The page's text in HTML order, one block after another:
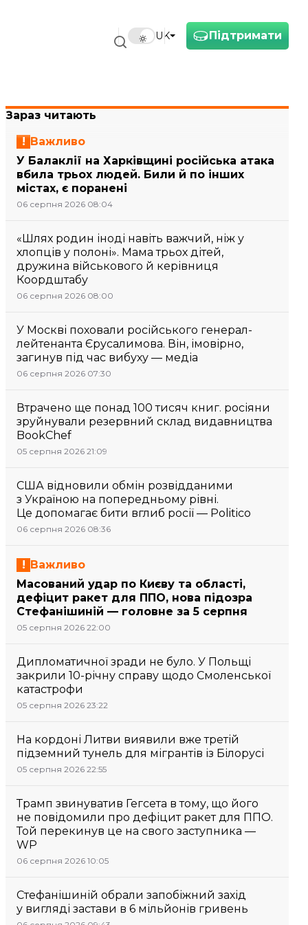
Підтримати
UK
Зараз читають
Важливо
У Балаклії на Харківщині російська атака
вбила трьох людей. Били й по інших
містах, є поранені
06 серпня 2026 08:04
«Шлях родин іноді навіть важчий, ніж у
хлопців у полоні». Мама трьох дітей,
дружина військового й керівниця
Коордштабу
06 серпня 2026 08:00
У Москві поховали російського генерал-
лейтенанта Єрусалимова. Він, імовірно,
загинув під час вибуху — медіа
06 серпня 2026 07:30
Втрачено ще понад 100 тисяч книг. росіяни
зруйнували резервний склад видавництва
BookChef
05 серпня 2026 21:09
США відновили обмін розвідданими
з Україною на попередньому рівні.
Це допомагає бити вглиб росії — Politico
06 серпня 2026 08:36
Важливо
Масований удар по Києву та області,
дефіцит ракет для ППО, нова підозра
Стефанішиній — головне за 5 серпня
05 серпня 2026 22:00
Дипломатичної зради не було. У Польщі
закрили 10-річну справу щодо Смоленської
катастрофи
05 серпня 2026 23:22
На кордоні Литви виявили вже третій
підземний тунель для мігрантів із Білорусі
05 серпня 2026 22:55
Трамп звинуватив Гегсета в тому, що його
не повідомили про дефіцит ракет для ППО.
Той перекинув це на свого заступника —
WP
06 серпня 2026 10:05
Стефанішиній обрали запобіжний захід
у вигляді застави в 6 мільйонів гривень